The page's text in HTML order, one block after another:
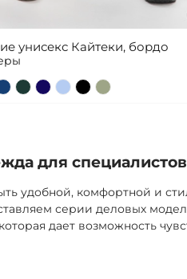
унисекс Кайтеки, бордо
для
удобной, комфортной и
серии деловых
дает возможность